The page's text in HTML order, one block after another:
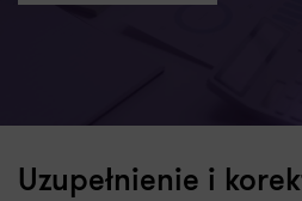
Uzupełnienie i